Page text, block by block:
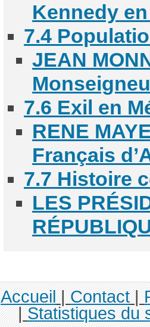
Kennedy
7.4
JEAN
7.6 Exil en
RENE
Français
7.7 Histoire
LES
Accueil|Contact|
|Statistiques du